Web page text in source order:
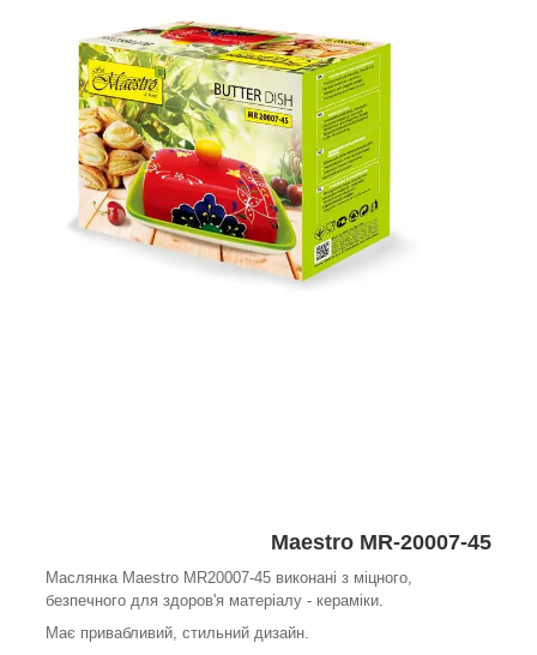
Maestro MR-20007-45
Маслянка Maestro MR20007-45 виконані з міцного,
безпечного для здоров'я матеріалу - кераміки.
Має привабливий, стильний дизайн.